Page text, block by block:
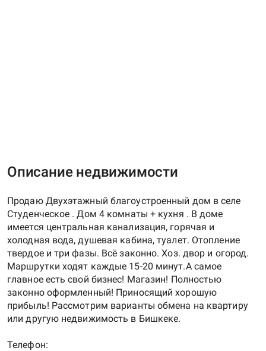
Описание недвижимости
Продаю Двухэтажный благоустроенный дом в селе
Студенческое . Дом 4 комнаты + кухня . В доме
имеется центральная канализация, горячая и
холодная вода, душевая кабина, туалет. Отопление
твердое и три фазы. Всё законно. Хоз. двор и огород.
Маршрутки ходят каждые 15-20 минут.А самое
главное есть свой бизнес! Магазин! Полностью
законно оформленный! Приносящий хорошую
прибыль! Рассмотрим варианты обмена на квартиру
или другую недвижимость в Бишкеке.
Телефон: